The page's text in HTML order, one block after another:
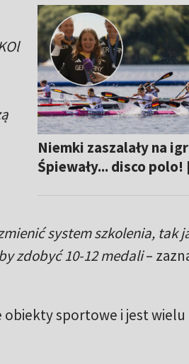
Niemki zaszalały na
Śpiewały... disco polo!
system szkolenia, tak
zdobyć 10-12 medali–
obiekty sportowe i jest